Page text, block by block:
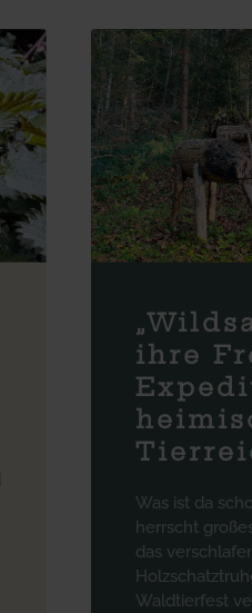
ihre
Was ist da
herrscht
das
Waldtierfest